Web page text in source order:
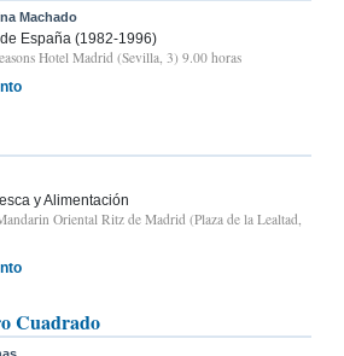
Machado
España (1982-1996)
Hotel Madrid (Sevilla, 3) 9.00 horas
y Alimentación
Oriental Ritz de Madrid (Plaza de la Lealtad,
Cuadrado